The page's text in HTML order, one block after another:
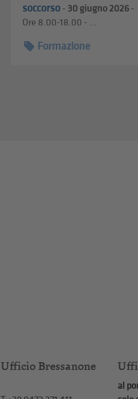
soccorso - 30 giugno 2026 -
Ore 8.00-18.00 - ...
Formazione
Ufficio Bressanone
al